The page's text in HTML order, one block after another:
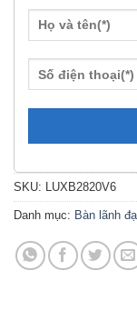
SKU: LUXB2820V6
Danh mục: Bàn lãnh